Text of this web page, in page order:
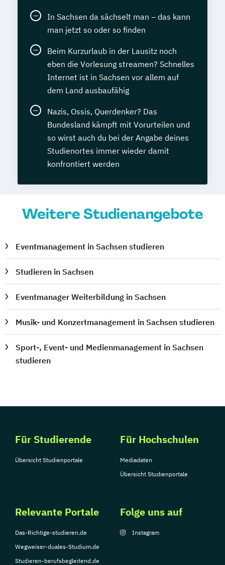
In Sachsen da sächselt man – das kann
man jetzt so oder so finden
Beim Kurzurlaub in der Lausitz noch
eben die Vorlesung streamen? Schnelles
Internet ist in Sachsen vor allem auf
dem Land ausbaufähig
Nazis, Ossis, Querdenker? Das
Bundesland kämpft mit Vorurteilen und
so wirst auch du bei der Angabe deines
Studienortes immer wieder damit
konfrontiert werden
Weitere Studienangebote
Eventmanagement in Sachsen studieren
Studieren in Sachsen
Eventmanager Weiterbildung in Sachsen
Musik- und Konzertmanagement in Sachsen studieren
Sport-, Event- und Medienmanagement in Sachsen
studieren
Für Studierende
Übersicht Studienportale
Für Hochschulen
Mediadaten
Übersicht Studienportale
Relevante Portale
Das-Richtige-studieren.de
Wegweiser-duales-Studium.de
Studieren-berufsbegleitend.de
Folge uns auf
Instagram